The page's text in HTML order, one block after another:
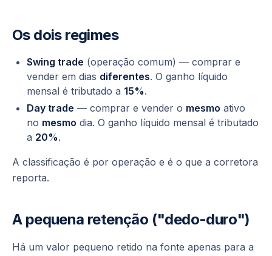
Os dois regimes
Swing trade (operação comum) — comprar e
vender em dias diferentes. O ganho líquido
mensal é tributado a 15%.
Day trade — comprar e vender o mesmo ativo
no mesmo dia. O ganho líquido mensal é tributado
a 20%.
A classificação é por operação e é o que a corretora
reporta.
A pequena retenção ("dedo-duro")
Há um valor pequeno retido na fonte apenas para a